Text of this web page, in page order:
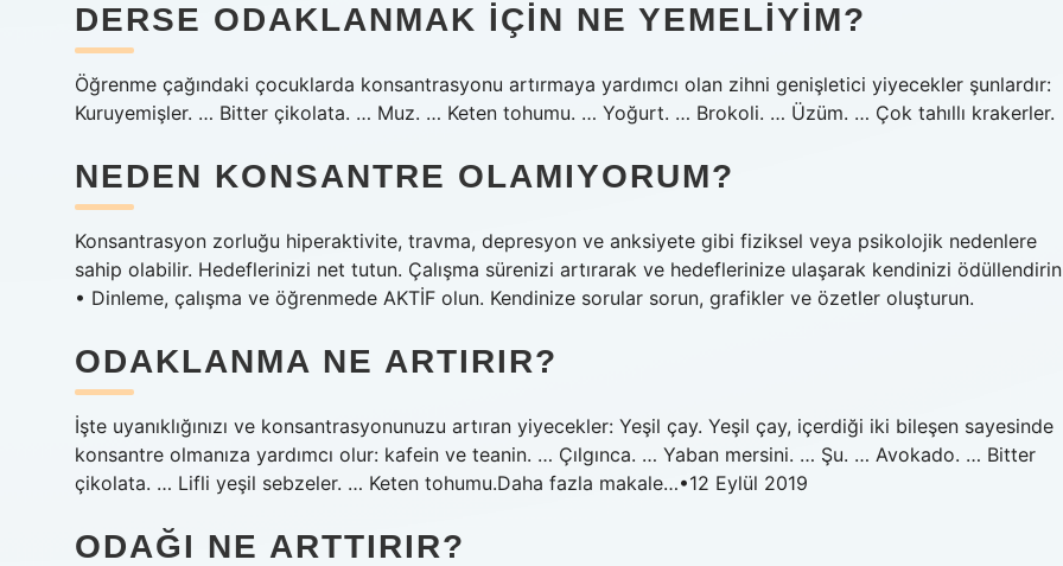
DERSE ODAKLANMAK IÇIN NE YEMELIYIM?
Öğrenme çağındaki çocuklarda konsantrasyonu artırmaya yardımcı olan zihni genişletici yiyecekler şunlardır:
Kuruyemişler. … Bitter çikolata. … Muz. … Keten tohumu. … Yoğurt. … Brokoli. … Üzüm. … Çok tahıllı krakerler.
NEDEN KONSANTRE OLAMIYORUM?
Konsantrasyon zorluğu hiperaktivite, travma, depresyon ve anksiyete gibi fiziksel veya psikolojik nedenlere
sahip olabilir. Hedeflerinizi net tutun. Çalışma sürenizi artırarak ve hedeflerinize ulaşarak kendinizi
• Dinleme, çalışma ve öğrenmede AKTİF olun. Kendinize sorular sorun, grafikler ve özetler oluşturun.
ODAKLANMA NE ARTIRIR?
İşte uyanıklığınızı ve konsantrasyonunuzu artıran yiyecekler: Yeşil çay. Yeşil çay, içerdiği iki bileşen sayesinde
konsantre olmanıza yardımcı olur: kafein ve teanin. … Çılgınca. … Yaban mersini. … Şu. … Avokado. … Bitter
çikolata. … Lifli yeşil sebzeler. … Keten tohumu.Daha fazla makale…•12 Eylül 2019
ODAĞI NE ARTTIRIR?